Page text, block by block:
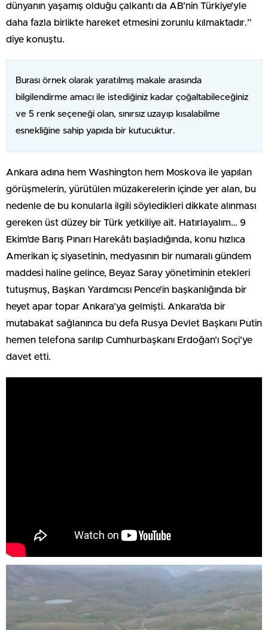
dünyanın yaşamış olduğu çalkantı da AB’nin Türkiye’yle
daha fazla birlikte hareket etmesini zorunlu kılmaktadır.”
diye konuştu.
Burası örnek olarak yaratılmış makale arasında
bilgilendirme amacı ile istediğiniz kadar çoğaltabileceğiniz
ve 5 renk seçeneği olan, sınırsız uzayıp kısalabilme
esnekliğine sahip yapıda bir kutucuktur.
Ankara adına hem Washington hem Moskova ile yapılan
görüşmelerin, yürütülen müzakerelerin içinde yer alan, bu
nedenle de bu konularla ilgili söyledikleri dikkate alınması
gereken üst düzey bir Türk yetkiliye ait. Hatırlayalım… 9
Ekim’de Barış Pınarı Harekâtı başladığında, konu hızlıca
Amerikan iç siyasetinin, medyasının bir numaralı gündem
maddesi haline gelince, Beyaz Saray yönetiminin etekleri
tutuşmuş, Başkan Yardımcısı Pence’in başkanlığında bir
heyet apar topar Ankara’ya gelmişti. Ankara’da bir
mutabakat sağlanınca bu defa Rusya Devlet Başkanı Putin
hemen telefona sarılıp Cumhurbaşkanı Erdoğan’ı Soçi’ye
davet etti.